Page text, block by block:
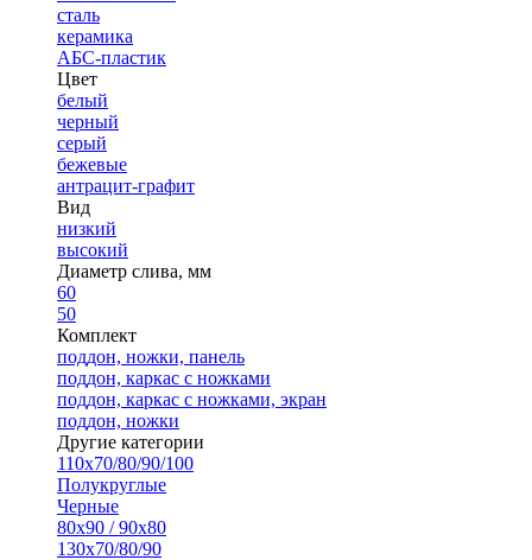
сталь
керамика
АБС-пластик
Цвет
белый
черный
серый
бежевые
антрацит-графит
Вид
низкий
высокий
Диаметр слива, мм
60
50
Комплект
поддон, ножки, панель
поддон, каркас с ножками
поддон, каркас с ножками, экран
поддон, ножки
Другие категории
110х70/80/90/100
Полукруглые
Черные
80х90 / 90х80
130х70/80/90